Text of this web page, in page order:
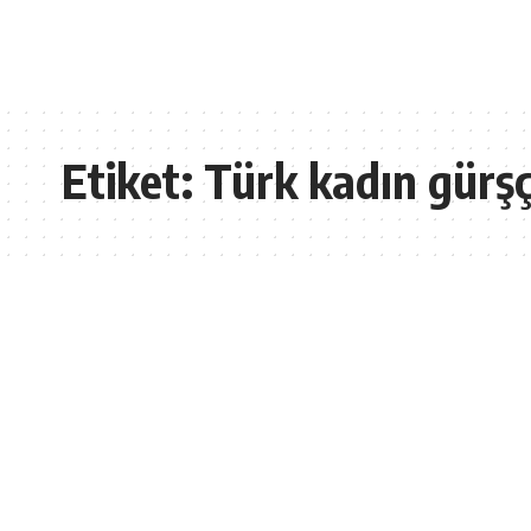
Etiket:Türk kadın